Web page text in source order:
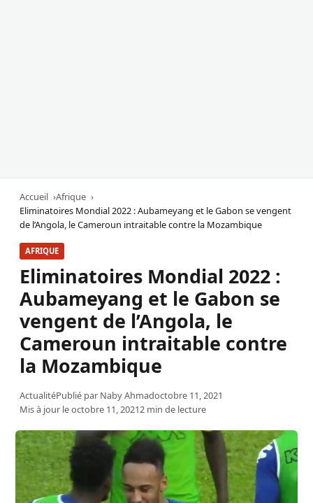
Accueil
Afrique
Eliminatoires Mondial 2022 : Aubameyang et le Gabon se vengent
de l’Angola, le Cameroun intraitable contre la Mozambique
AFRIQUE
Eliminatoires Mondial 2022 :
Aubameyang et le Gabon se
vengent de l’Angola, le
Cameroun intraitable contre
la Mozambique
ActualitéPublié par Naby Ahmadoctobre 11, 2021
Mis à jour le octobre 11, 20212 min de lecture